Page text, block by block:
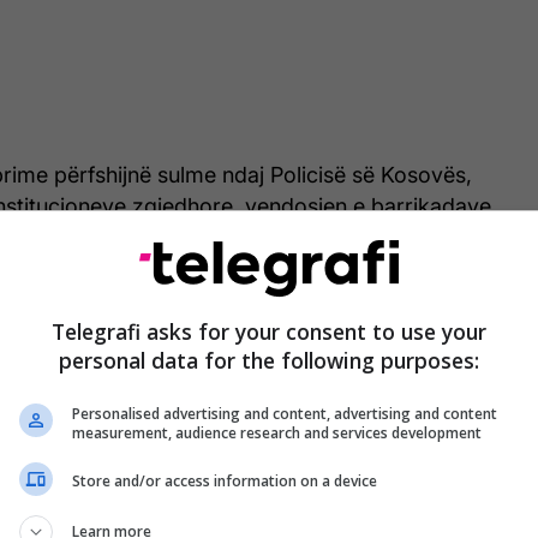
përfshijnë sulme ndaj Policisë së Kosovës,
zgjedhore, vendosjen e barrikadave,
shpërthyese, si dhe sulmin ndaj KFOR-it, ku
mbi 90 ushtarë.
të rastësishme, por faza të një plani të
me sulmin e 24 shtatorit 2023”, deklaroi ai.
provat e siguruara, përfshirë telefonat, hartat dhe
dëshmojnë se grupi i armatosur kishte
në një poligon në Serbi, pa pengesa nga
Telegrafi asks for your consent to use your
personal data for the following purposes:
Personalised advertising and content, advertising and content
measurement, audience research and services development
Store and/or access information on a device
Learn more